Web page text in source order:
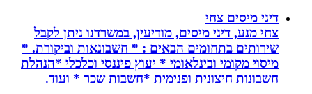
דיני מיסים צחי
צחי מנע, דיני מיסים, מודיעין, במשרדנו ניתן לקבל
שירותים בתחומים הבאים : * חשבונאות וביקורת. *
מיסוי מקומי ובינלאומי * יעוץ פיננסי וכלכלי *הנהלת
חשבונות חיצונית ופנימית *חשבות שכר * ועוד.